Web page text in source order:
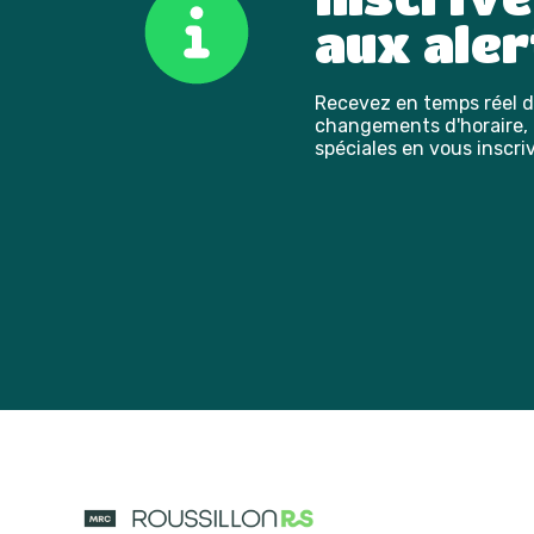
aux
Recevez en temps réel
changements
spéciales en vous